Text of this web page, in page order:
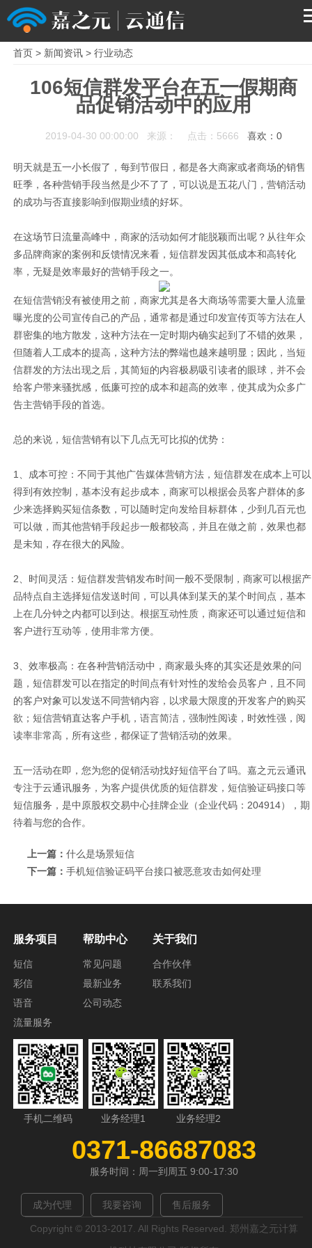
产品
解决方案
服务支持
关于我们
首页> 新闻资讯> 行业动态
106短信群发平台在五一假期商
品促销活动中的应用
2019-04-30 00:00:00 来源： 点击：5666喜欢：0
明天就是五一小长假了，每到节假日，都是各大商家或者商场的销售
旺季，各种营销手段当然是少不了了，可以说是五花八门，营销活动
的成功与否直接影响到假期业绩的好坏。
在这场节日流量高峰中，商家的活动如何才能脱颖而出呢？从往年众
多品牌商家的案例和反馈情况来看，短信群发因其低成本和高转化
率，无疑是效率最好的营销手段之一。
在短信营销没有被使用之前，商家尤其是各大商场等需要大量人流量
曝光度的公司宣传自己的产品，通常都是通过印发宣传页等方法在人
群密集的地方散发，这种方法在一定时期内确实起到了不错的效果，
但随着人工成本的提高，这种方法的弊端也越来越明显；因此，当短
信群发的方法出现之后，其简短的内容极易吸引读者的眼球，并不会
给客户带来骚扰感，低廉可控的成本和超高的效率，使其成为众多广
告主营销手段的首选。
总的来说，短信营销有以下几点无可比拟的优势：
1、成本可控：不同于其他广告媒体营销方法，短信群发在成本上可以
得到有效控制，基本没有起步成本，商家可以根据会员客户群体的多
少来选择购买短信条数，可以随时定向发给目标群体，少到几百元也
可以做，而其他营销手段起步一般都较高，并且在做之前，效果也都
是未知，存在很大的风险。
2、时间灵活：短信群发营销发布时间一般不受限制，商家可以根据产
品特点自主选择短信发送时间，可以具体到某天的某个时间点，基本
上在几分钟之内都可以到达。根据互动性质，商家还可以通过短信和
客户进行互动等，使用非常方便。
3、效率极高：在各种营销活动中，商家最头疼的其实还是效果的问
题，短信群发可以在指定的时间点有针对性的发给会员客户，且不同
的客户对象可以发送不同营销内容，以求最大限度的开发客户的购买
欲；短信营销直达客户手机，语言简洁，强制性阅读，时效性强，阅
读率非常高，所有这些，都保证了营销活动的效果。
五一活动在即，您为您的促销活动找好短信平台了吗。嘉之元云通讯
专注于云通讯服务，为客户提供优质的短信群发，短信验证码接口等
短信服务，是中原股权交易中心挂牌企业（企业代码：204914），期
待着与您的合作。
上一篇： 什么是场景短信
下一篇： 手机短信验证码平台接口被恶意攻击如何处理
服务项目
短信
彩信
语音
流量服务
帮助中心
常见问题
最新业务
公司动态
关于我们
合作伙伴
联系我们
手机二维码 业务经理1 业务经理2
0371-86687083
服务时间：周一到周五 9:00-17:30
成为代理 我要咨询 售后服务
Copyright © 2013-2017. All Rights Reserved. 郑州嘉之元计算